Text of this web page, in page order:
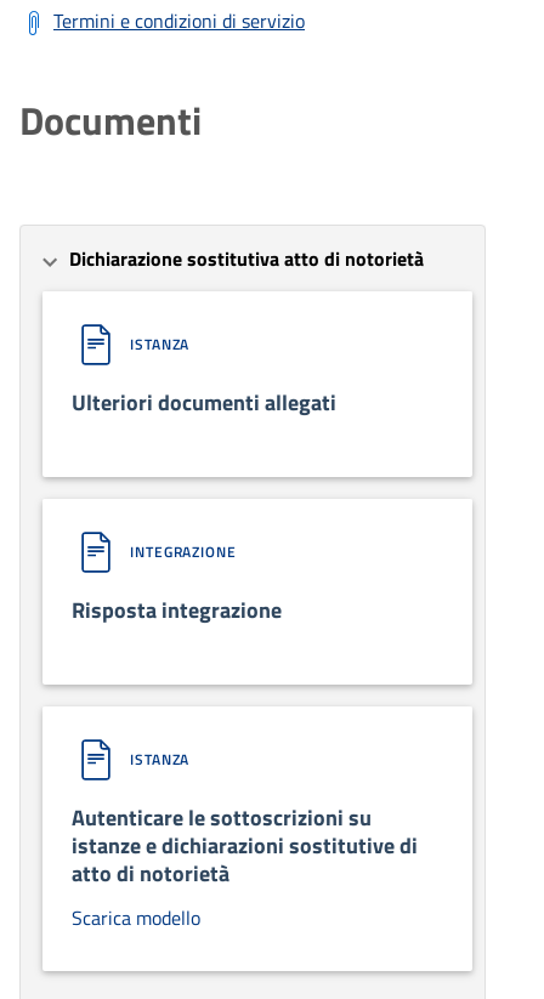
Termini e condizioni di servizio
Documenti
Dichiarazione sostitutiva atto di notorietà
ISTANZA
Ulteriori documenti allegati
INTEGRAZIONE
Risposta integrazione
ISTANZA
Autenticare le sottoscrizioni su
istanze e dichiarazioni sostitutive di
atto di notorietà
Scarica modello